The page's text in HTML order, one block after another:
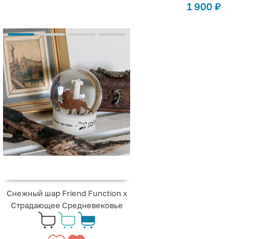
1 900 ₽
Снежный шар Friend Function х
Страдающее Средневековье